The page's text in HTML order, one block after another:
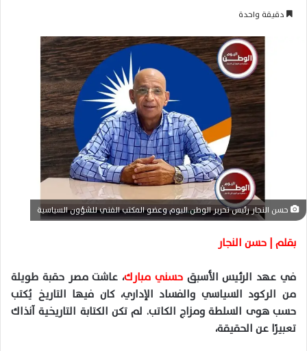
ل
ب
ر
ي
ا
إ
ل
ك
ت
ر
و
ن
ا
دقيقة واحدة
حسن النجار رئيس تحرير الوطن اليوم وعضو المكتب الفني للشؤون السياسية
بقلم | حسن النجار
في عهد الرئيس الأسبق حسني مبارك، عاشت مصر حقبة طويلة
من الركود السياسي والفساد الإداري، كان فيها التاريخ يُكتب
حسب هوى السلطة ومزاج الكاتب. لم تكن الكتابة التاريخية آنذاك
تعبيرًا عن الحقيقة،